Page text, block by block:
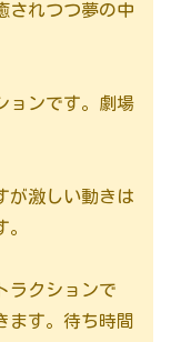
されつつ夢の中
ョンです。劇場
が激しい動きは
ラクションで
ます。待ち時間